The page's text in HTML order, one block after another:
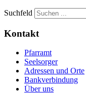
Suchfeld
Kontakt
Pfarramt
Seelsorger
Adressen und Orte
Bankverbindung
Über uns